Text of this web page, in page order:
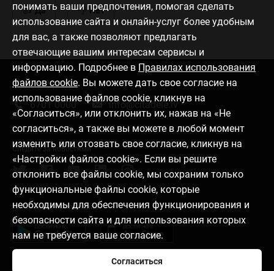
Да Нет
понимать ваши предпочтения, помогая сделать
использование сайта и онлайн-услуг более удобным
для вас, а также позволяют предлагать
отвечающие вашим интересам сервисы и
информацию. Подробнее в Правилах использования
файлов cookie. Вы можете дать свое согласие на
использование файлов cookie, кликнув на
«Согласиться», или отклонить их, нажав на «Не
согласиться», а также вы можете в любой момент
изменить или отозвать свое согласие, кликнув на
«Настройки файлов cookie». Если вы решите
отклонить все файлы cookie, мы сохраним только
функциональные файлы cookie, которые
необходимы для обеспечения функционирования и
безопасности сайта и для использования которых
нам не требуется ваше согласие.
Согласиться
Связаться с нами
6701 0000 info@citadele.lv
Следите за новостями
Установить приложение